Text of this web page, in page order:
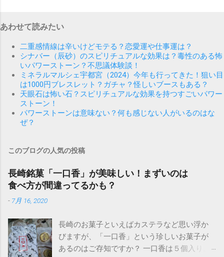
あわせて読みたい
二重感情線は辛いけどモテる？恋愛運や仕事運は？
シナバー（辰砂）のスピリチュアルな効果は？毒性のある怖
いパワーストーン？不思議体験談！
ミネラルマルシェ宇都宮（2024）今年も行ってきた！狙い目
は1000円ブレスレット？ガチャ？怪しいブースもある？
天眼石は怖い石？スピリチュアルな効果を持つすごいパワー
ストーン！
パワーストーンは意味ない？何も感じない人がいるのはな
ぜ？
このブログの人気の投稿
長崎銘菓「一口香」が美味しい！まずいのは
食べ方が間違ってるかも？
- 7月 16, 2020
長崎のお菓子といえばカステラなど思い浮か
びますが、「一口香」という珍しいお菓子が
あるのはご存知ですか？ 一口香は５個入り。